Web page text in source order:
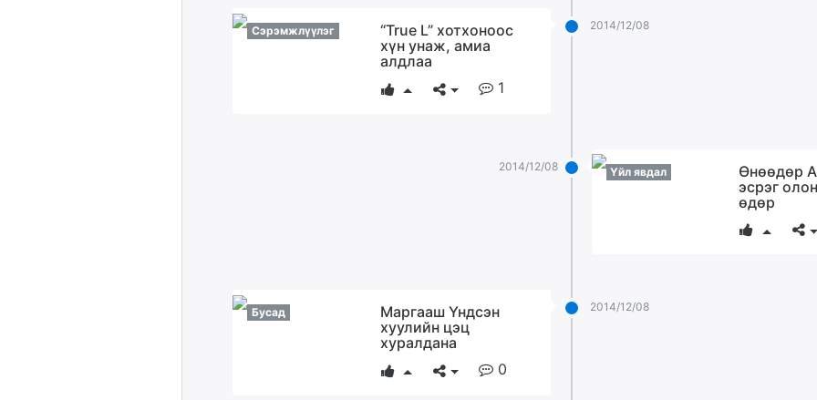
2014/12/08
Сэрэмжлүүлэг
“True L” хотхоноос
хүн унаж, амиа
алдлаа
1
2014/12/08 Үйл явдал
Өнөөдөр
эсрэг
өдөр
2014/12/08
Бусад
Маргааш Үндсэн
хуулийн цэц
хуралдана
0